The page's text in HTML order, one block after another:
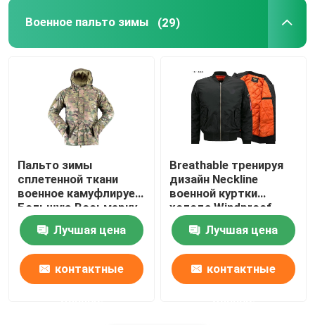
Военное пальто зимы (29)
Пальто зимы
сплетенной ткани
военное камуфлирует
Большую Восьмерку
камуфлирует куртку
WindbreakerЛучшая цена
контактные
Breathable тренируя
дизайн Neckline
военной куртки
холода Windproof
Лучшая цена
контактные